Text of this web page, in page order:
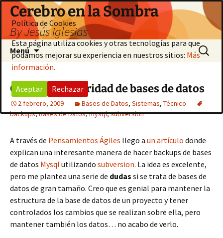
Saltar
contenido
Cerebro en la Sombra
By Jesús Iglesias
Menú Buscar:
Copias de seguridad de bases de datos
2 febrero, 2009 Bases de Datos, Sistemas, Técnico
backups,Bases de Datos,mysql,subversion
A través de Pensamientos Ágiles llego a un artículo donde
explican una interesante manera de hacer backups de bases
de datos Mysql utilizando subversion. La idea es excelente,
pero me plantea una serie de dudas si se trata de bases de
datos de gran tamaño. Creo que es genial para mantener la
estructura de la base de datos de un proyecto y tener
controlados los cambios que se realizan sobre ella, pero
mantener también los datos… no acabo de verlo.
Política de Cookies
Esta página utiliza cookies y otras tecnologías para que
podamos mejorar su experiencia en nuestros sitios: Más
información.
Aceptar Rechazar